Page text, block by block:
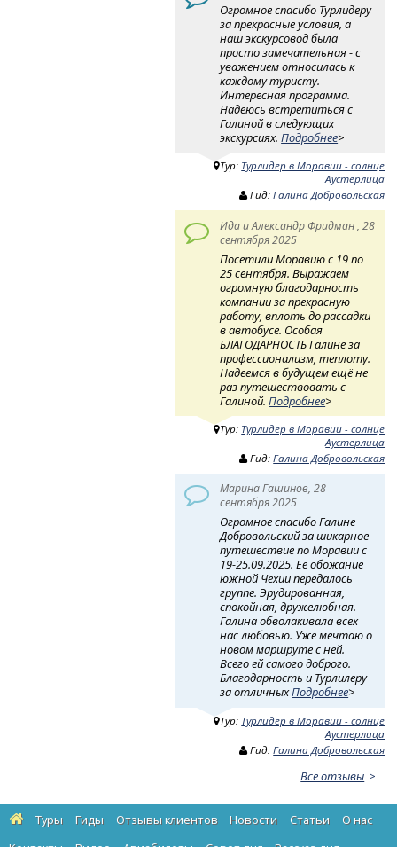
Огромное спасибо Турлидеру
за прекрасные условия, а
наш экскурсовод была
просто замечательная - с
уважением относилась к
каждому туристу.
Интересная программа.
Надеюсь встретиться с
Галиной в следующих
экскурсиях.Подробнее>
Тур: Турлидер в Моравии - солнце
Аустерлица
Гид:Галина Добровольская
Ида и Александр Фридман , 28
сентября 2025
Посетили Моравию с 19 по
25 сентября. Выражаем
огромную благодарность
компании за прекрасную
работу, вплоть до рассадки
в автобусе. Особая
БЛАГОДАРНОСТЬ Галине за
профессионализм, теплоту.
Надеемся в будущем ещё не
раз путешествовать с
Галиной.Подробнее>
Тур: Турлидер в Моравии - солнце
Аустерлица
Гид:Галина Добровольская
Марина Гашинов, 28
сентября 2025
Огромное спасибо Галине
Добровольский за шикарное
путешествие по Моравии с
19-25.09.2025. Ее обожание
южной Чехии передалось
группе. Эрудированная,
спокойная, дружелюбная.
Галина обволакивала всех
нас любовью. Уже мечтаю о
новом маршруте с ней.
Всего ей самого доброго.
Благодарность и Турлилеру
за отличныхПодробнее>
Тур: Турлидер в Моравии - солнце
Аустерлица
Гид:Галина Добровольская
Все отзывы
Туры Гиды Отзывы клиентов Новости Статьи
О нас